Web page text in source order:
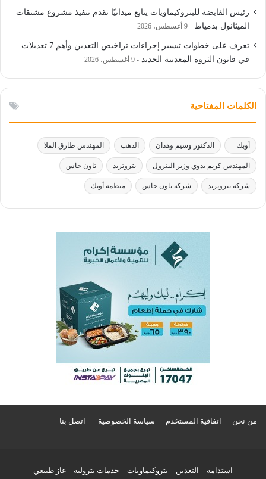
رئيس القابضة للبتروكيماويات يتابع ميدانيًا تقدم تنفيذ مشروع مشتقات
الميثانول بدمياط
9 أغسطس، 2026
تعرف على خطوات تيسير إجراءات تراخيص التعدين وأهم 7 تعديلات
في قانون الثروة المعدنية الجديد
9 أغسطس، 2026
الكلمات المفتاحية
أوبك + الدكتور وسيم وهدان الذهب المهندس طارق الملا
المهندس كريم بدوي وزير البترول بتروتريد تاون جاس
شركة بتروتريد شركة تاون جاس منظمة أوبك
من نحن اتفاقية المستخدم سياسة الخصوصية اتصل بنا
استدامة التعدين بتروكيماويات خدمات بترولية غاز طبيعي